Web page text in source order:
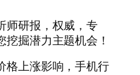
师研报，权威，专
掘潜力主题机会！
上涨影响，手机行